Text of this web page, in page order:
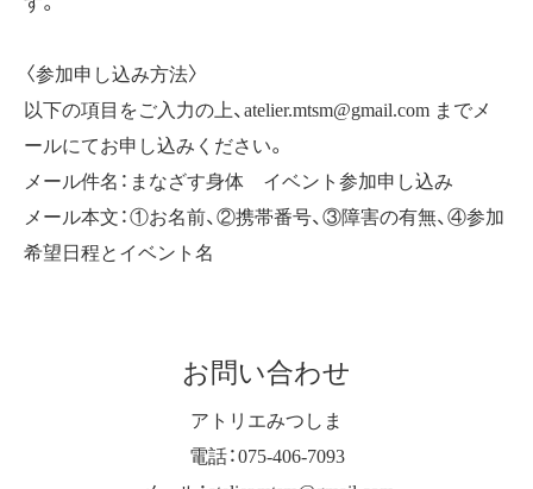
〈参加申し込み方法〉
以下の項目をご入力の上、atelier.mtsm@gmail.com までメ
ールにてお申し込みください。
メール件名：まなざす身体 イベント参加申し込み
メール本文：①お名前、②携帯番号、③障害の有無、④参加
希望日程とイベント名
お問い合わせ
アトリエみつしま
電話：075-406-7093